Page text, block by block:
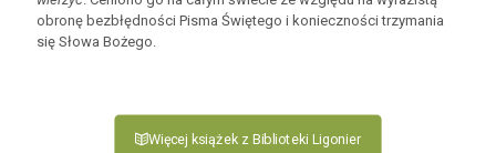
obronę bezbłędności Pisma Świętego i konieczności trzymania
się Słowa Bożego.
Więcej książek z Biblioteki Ligonier